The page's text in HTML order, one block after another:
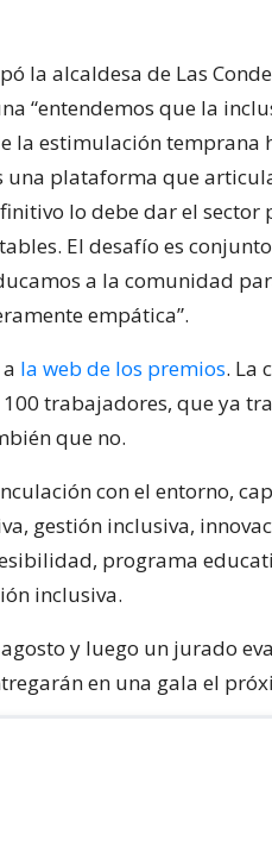
la alcaldesa de Las
“entendemos que la
la estimulación temprana
una plataforma que
lo debe dar el
El desafío es
a la comunidad
empática”.
la web de los premios. La
trabajadores, que ya
que no.
con el entorno,
gestión inclusiva,
programa
inclusiva.
y luego un jurado
en una gala el